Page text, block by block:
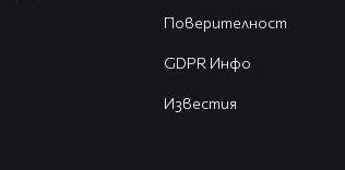
Поверителност
GDPR Инфо
Известия